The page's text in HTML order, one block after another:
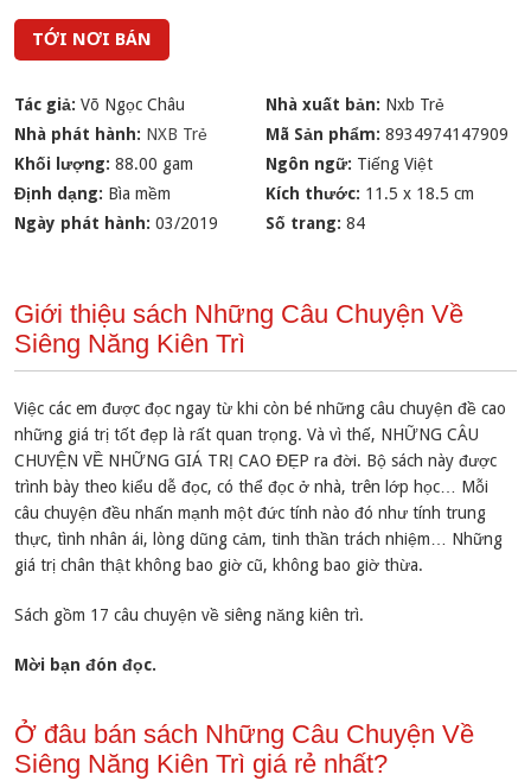
TỚI NƠI BÁN
Tác giả:Võ Ngọc Châu Nhà xuất bản: Nxb Trẻ
Nhà phát hành: NXB Trẻ Mã Sản phẩm: 8934974147909
Khối lượng:88.00 gam Ngôn ngữ: Tiếng Việt
Định dạng: Bìa mềm Kích thước: 11.5 x 18.5 cm
Ngày phát hành:03/2019 Số trang: 84
Giới thiệu sách Những Câu Chuyện Về
Siêng Năng Kiên Trì
Việc các em được đọc ngay từ khi còn bé những câu chuyện đề cao
những giá trị tốt đẹp là rất quan trọng. Và vì thế, NHỮNG CÂU
CHUYỆN VỀ NHỮNG GIÁ TRỊ CAO ĐẸP ra đời. Bộ sách này được
trình bày theo kiểu dễ đọc, có thể đọc ở nhà, trên lớp học… Mỗi
câu chuyện đều nhấn mạnh một đức tính nào đó như tính trung
thực, tình nhân ái, lòng dũng cảm, tinh thần trách nhiệm… Những
giá trị chân thật không bao giờ cũ, không bao giờ thừa.
Sách gồm 17 câu chuyện về siêng năng kiên trì.
Mời bạn đón đọc.
Ở đâu bán sách Những Câu Chuyện Về
Siêng Năng Kiên Trì giá rẻ nhất?